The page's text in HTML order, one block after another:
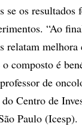
se os
“Ao
relatam
composto é
de
Centro de
Paulo (Icesp).